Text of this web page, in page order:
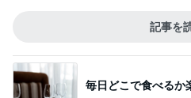
記事を
毎日どこで食べるか